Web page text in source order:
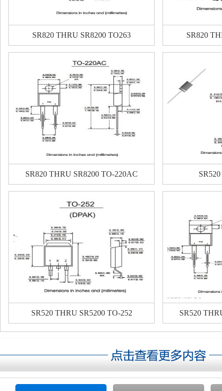
SR820 THRU SR8200 TO263 SR820
SR820 THRU SR8200 TO-220AC
SR520 THRU SR5200 TO-252 SR520